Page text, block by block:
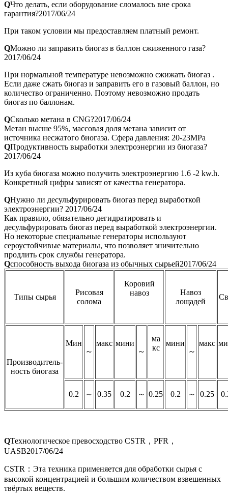
QЧто делать, если оборудование сломалось вне срока
гарантия?2017/06/24
При таком условии мы предоставляем платный ремонт.
QМожно ли заправить биогаз в баллон сжиженного газа?
2017/06/24
При нормальной температуре невозможно сжижать биогаз .
Если даже сжать биогаз и заправить его в газовый баллон, но
количество ограниченно. Поэтому невозможно продать
биогаз по баллонам.
QСколько метана в CNG?2017/06/24
Метан высше 95%, массовая доля метана зависит от
источника несжатого биогаза. Сфера давления: 20-23MPa
QПродуктивность выработки электроэнергии из биогаза?
2017/06/24
Из куба биогаза можно получить электроэнергию 1.6 -2 kw.h.
Конкретный цифры зависят от качества генератора.
QНужно ли десульфурировать биогаз перед выработкой
электроэнергии? 2017/06/24
Как правило, обязательно дегидратировать и
десульфурировать биогаз перед выработкой электроэнергии.
Но некоторые специальные генераторы используют
сероустойчивые материалы, что позволяет зничительно
продлить срок службы генератора.
Qспособность выхода биогаза из обычных сырьей2017/06/24
Типы сырья
Рисовая
солома
Коровий
навоз
Навоз
лощадей
Производитель-
ность биогаза
Мин
～
макс мини
～
ма
кс
мини
～
макс
0.2 ～ 0.35 0.2 ～ 0.25 0.2 ～ 0.25
QТехнологическое превосходство CSTR，PFR，
UASB2017/06/24
CSTR：Эта техника применяется для обработки сырья с
высокой концентрацией и большим количеством взвешенных
твёртых веществ.